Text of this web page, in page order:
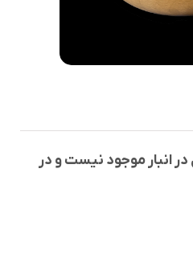
انبار موجود نیست و در